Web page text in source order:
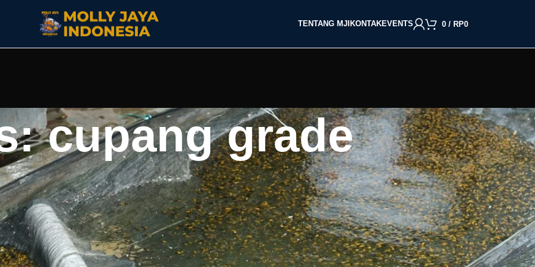
TENTANG MJI KONTAKEVENTS 0 / RP0
cupang grade
rata ikan biasa. Juri kontes kecantikan sering memilih
Sirip atas, bawah, dan ekor melebar secara
BACA BERDASARKAN JENIS IKAN